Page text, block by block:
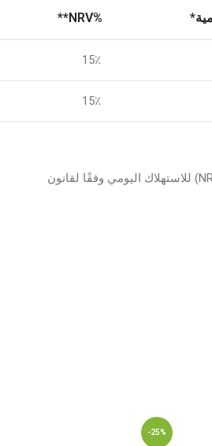
%NRV**
15٪
15٪
** القيم المرجعية الغذائية (NRV) للاستهلاك اليومي وفقًا لقانون
-25%